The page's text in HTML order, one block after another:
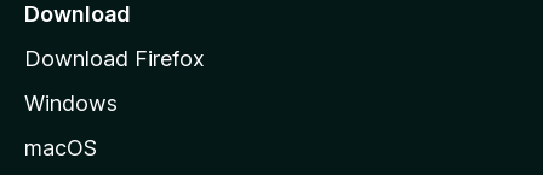
Download
Download Firefox
Windows
macOS